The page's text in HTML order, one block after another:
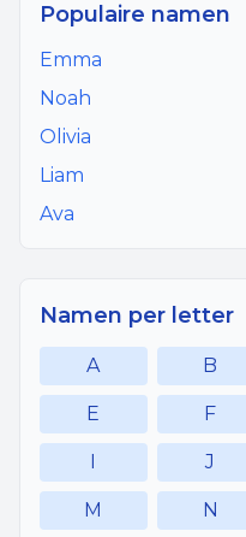
Populaire namen
Emma
Noah
Olivia
Liam
Ava
Namen per letter
A B
E F
I J
M N